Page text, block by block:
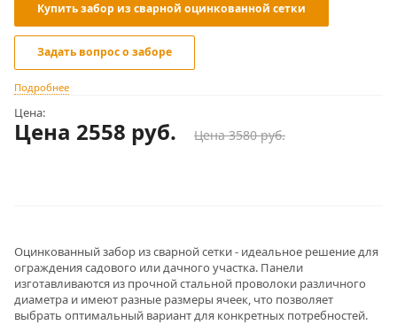
Купить забор из сварной оцинкованной сетки
Задать вопрос о заборе
Подробнее
Цена:
Цена 2558 руб. Цена 3580 руб.
Оцинкованный забор из сварной сетки - идеальное решение для
ограждения садового или дачного участка. Панели
изготавливаются из прочной стальной проволоки различного
диаметра и имеют разные размеры ячеек, что позволяет
выбрать оптимальный вариант для конкретных потребностей.